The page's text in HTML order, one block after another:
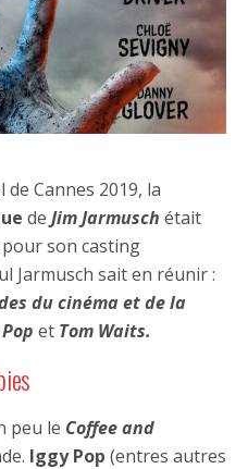
de Cannes 2019, la
de Jim Jarmusch était
son casting
Jarmusch sait en réunir :
du cinéma et de la
et Tom Waits.
peu le Coffee and
Iggy Pop (entres autres